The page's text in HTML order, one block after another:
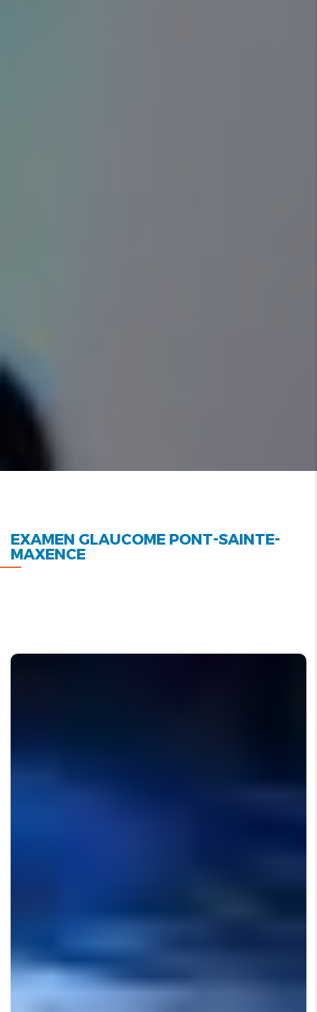
EXAMEN GLAUCOME PONT-SAINTE-
MAXENCE